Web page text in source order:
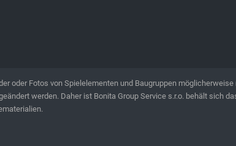
oder Fotos von Spielelementen und Baugruppen
werden. Daher ist Bonita Group Service s.r.o. behält sich